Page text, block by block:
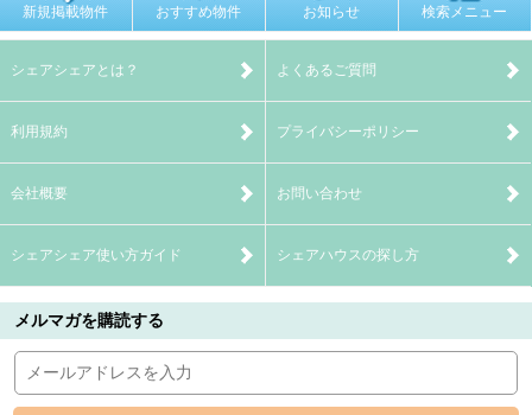
新規掲載物件 おすすめ物件 お知らせ 検索メニュー
シェアシェアとは？ よくあるご質問
利用規約 プライバシーポリシー
会社概要 お問い合わせ
シェアシェア使い方ガイド シェアハウスの探し方
メルマガを購読する